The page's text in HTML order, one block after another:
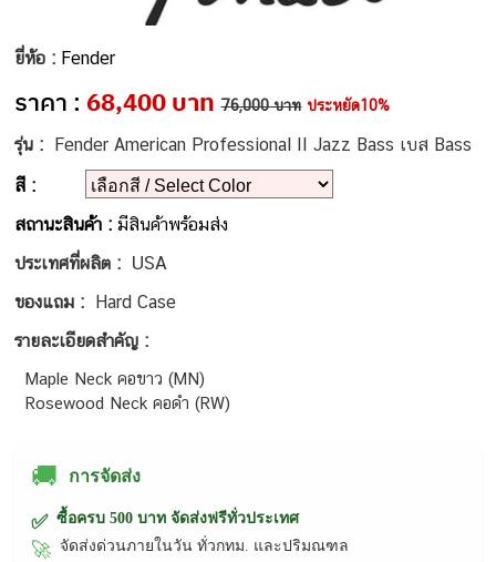
ยี่ห้อ : Fender
ราคา : 68,400 บาท 76,000 บาท ประหยัด10%
รุ่น :
Fender American Professional II Jazz Bass เบส Bass
สี :
สถานะสินค้า :มีสินค้าพร้อมส่ง
ประเทศที่ผลิต : USA
ของแถม :
Hard Case
รายละเอียดสำคัญ :
Maple Neck คอขาว (MN)
Rosewood Neck คอดำ (RW)
🚚 การจัดส่ง
✅ ซื้อครบ 500 บาท จัดส่งฟรีทั่วประเทศ
🚀 จัดส่งด่วนภายในวัน ทั่วกทม. และปริมณฑล